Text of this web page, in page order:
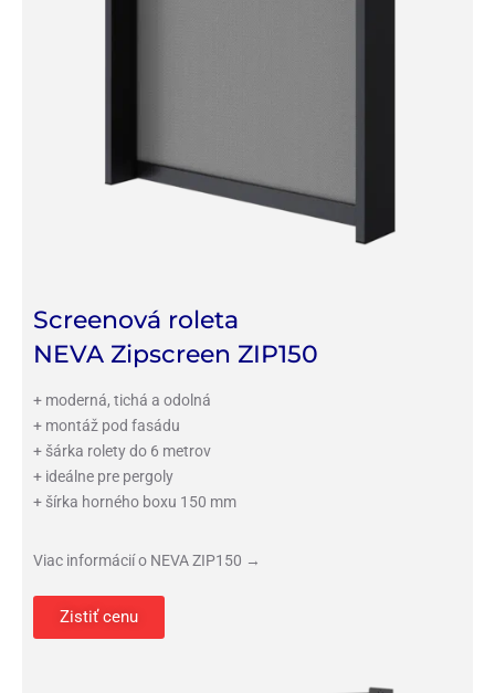
Screenová roleta
NEVA Zipscreen ZIP150
+ moderná, tichá a odolná
+ montáž pod fasádu
+ šárka rolety do 6 metrov
+ ideálne pre pergoly
+ šírka horného boxu 150 mm
Viac informácií o NEVA ZIP150 →
Zistiť cenu